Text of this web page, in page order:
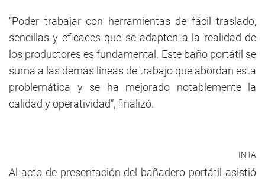
“Poder trabajar con herramientas de fácil traslado,
sencillas y eficaces que se adapten a la realidad de
los productores es fundamental. Este baño portátil se
suma a las demás líneas de trabajo que abordan esta
problemática y se ha mejorado notablemente la
calidad y operatividad”, finalizó.
INTA
Al acto de presentación del bañadero portátil asistió